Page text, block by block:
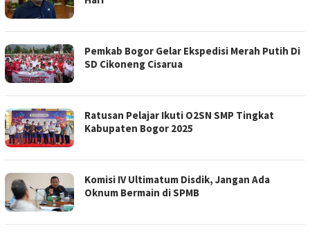
Pemkab Bogor Gelar Ekspedisi Merah Putih Di
SD Cikoneng Cisarua
Ratusan Pelajar Ikuti O2SN SMP Tingkat
Kabupaten Bogor 2025
Komisi IV Ultimatum Disdik, Jangan Ada
Oknum Bermain di SPMB